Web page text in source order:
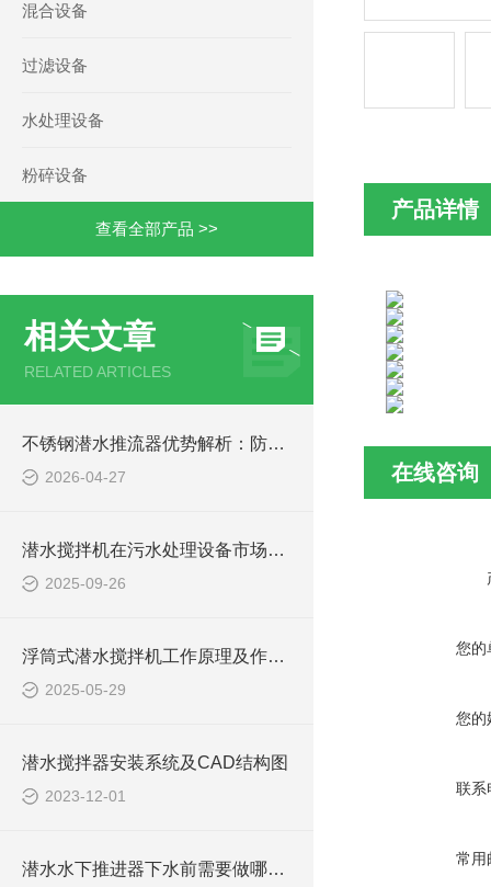
混合设备
过滤设备
水处理设备
粉碎设备
查看全部产品 >>
相关文章
RELATED ARTICLES
不锈钢潜水推流器优势解析：防腐耐用污水处理设备
2026-04-27
潜水搅拌机在污水处理设备市场的发展及产品优势
2025-09-26
浮筒式潜水搅拌机工作原理及作用特点、安装图、CAD结构图
2025-05-29
潜水搅拌器安装系统及CAD结构图
2023-12-01
潜水水下推进器下水前需要做哪些检查？
产品详情
在线咨询
您的
您的
联系
常用